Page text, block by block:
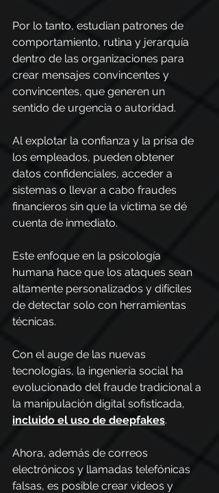
Por lo tanto, estudian patrones de
comportamiento, rutina y jerarquía
dentro de las organizaciones para
crear mensajes convincentes y
convincentes, que generen un
sentido de urgencia o autoridad.
Al explotar la confianza y la prisa de
los empleados, pueden obtener
datos confidenciales, acceder a
sistemas o llevar a cabo fraudes
financieros sin que la víctima se dé
cuenta de inmediato.
Este enfoque en la psicología
humana hace que los ataques sean
altamente personalizados y difíciles
de detectar solo con herramientas
técnicas.
Con el auge de las nuevas
tecnologías, la ingeniería social ha
evolucionado del fraude tradicional a
la manipulación digital sofisticada,
incluido el uso de deepfakes.
Ahora, además de correos
electrónicos y llamadas telefónicas
falsas, es posible crear videos y